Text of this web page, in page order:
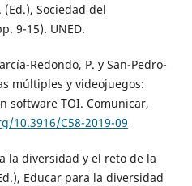
(Ed.), Sociedad del
9-15). UNED.
Redondo, P. y San-Pedro-
múltiples y videojuegos:
software TOI. Comunicar,
10.3916/C58-2019-09
la diversidad y el reto de la
Educar para la diversidad